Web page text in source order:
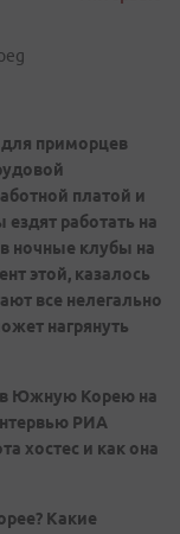
приморцев
платой и
работать на
ночные клубы на
этой, казалось
все нелегально
нагрянуть
в Южную Корею на
РИА
хостес и как она
Какие